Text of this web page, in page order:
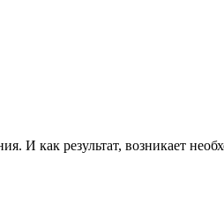
И как результат, возникает